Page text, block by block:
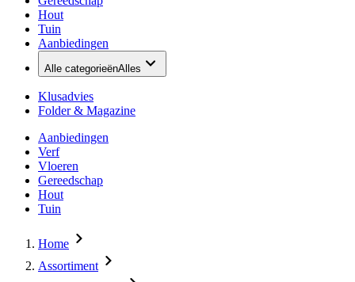
Hout
Tuin
Aanbiedingen
Alle categorieënAlles
Klusadvies
Folder & Magazine
Aanbiedingen
Verf
Vloeren
Gereedschap
Hout
Tuin
Home
Assortiment